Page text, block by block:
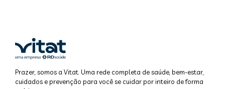
Prazer, somos a Vitat. Uma rede completa de saúde, bem-estar,
cuidados e prevenção para você se cuidar por inteiro de forma